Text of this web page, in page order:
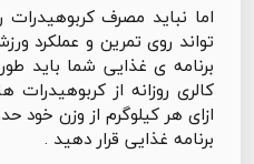
اما نباید مصرف کربوهیدرات
تواند روی تمرین و عملکرد
کالری روزانه از
برنامه غذایی قرار دهید .